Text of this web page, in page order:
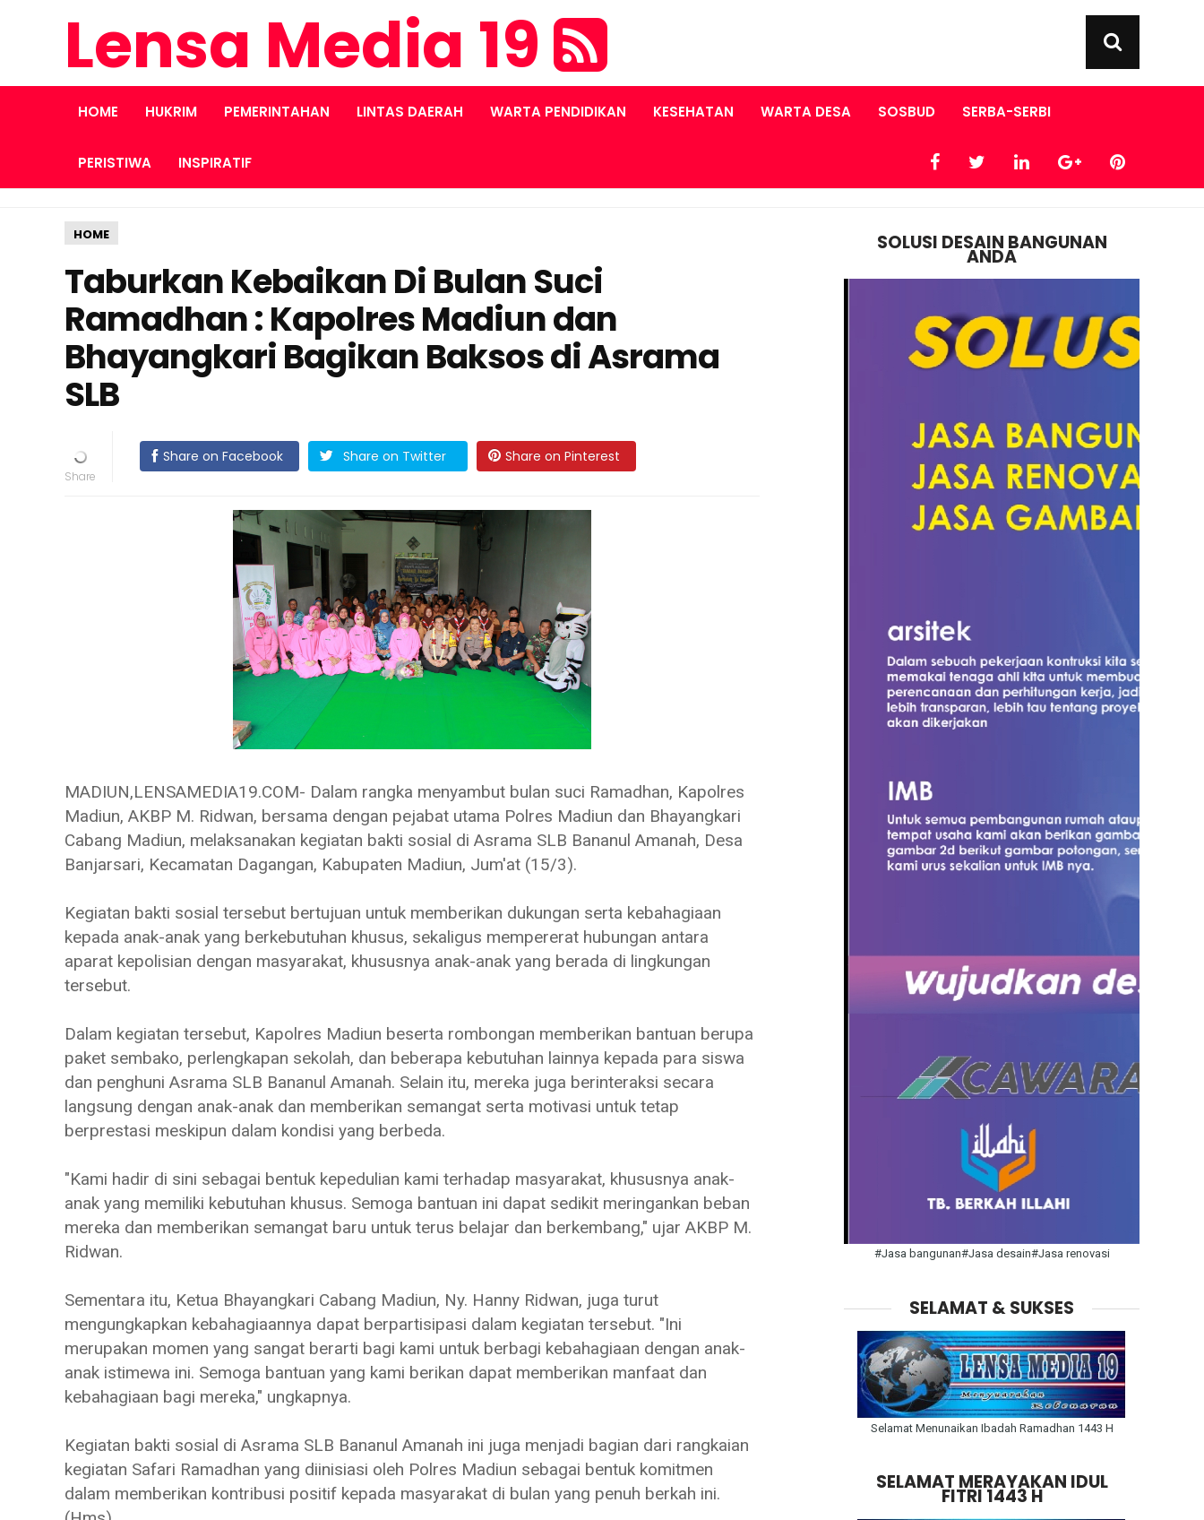
Lensa Media 19
HOME HUKRIM PEMERINTAHAN LINTAS DAERAH WARTA PENDIDIKAN KESEHATAN WARTA DESA SOSBUD SERBA-SERBI
PERISTIWA INSPIRATIF
HOME
Taburkan Kebaikan Di Bulan Suci
Ramadhan : Kapolres Madiun dan
Bhayangkari Bagikan Baksos di Asrama
SLB
Share on Facebook Share on Twitter Share on Pinterest
MADIUN,LENSAMEDIA19.COM- Dalam rangka menyambut bulan suci Ramadhan, Kapolres
Madiun, AKBP M. Ridwan, bersama dengan pejabat utama Polres Madiun dan Bhayangkari
Cabang Madiun, melaksanakan kegiatan bakti sosial di Asrama SLB Bananul Amanah, Desa
Banjarsari, Kecamatan Dagangan, Kabupaten Madiun, Jum'at (15/3).
Kegiatan bakti sosial tersebut bertujuan untuk memberikan dukungan serta kebahagiaan
kepada anak-anak yang berkebutuhan khusus, sekaligus mempererat hubungan antara
aparat kepolisian dengan masyarakat, khususnya anak-anak yang berada di lingkungan
tersebut.
Dalam kegiatan tersebut, Kapolres Madiun beserta rombongan memberikan bantuan berupa
paket sembako, perlengkapan sekolah, dan beberapa kebutuhan lainnya kepada para siswa
dan penghuni Asrama SLB Bananul Amanah. Selain itu, mereka juga berinteraksi secara
langsung dengan anak-anak dan memberikan semangat serta motivasi untuk tetap
berprestasi meskipun dalam kondisi yang berbeda.
"Kami hadir di sini sebagai bentuk kepedulian kami terhadap masyarakat, khususnya anak-
anak yang memiliki kebutuhan khusus. Semoga bantuan ini dapat sedikit meringankan beban
mereka dan memberikan semangat baru untuk terus belajar dan berkembang," ujar AKBP M.
Ridwan.
Sementara itu, Ketua Bhayangkari Cabang Madiun, Ny. Hanny Ridwan, juga turut
mengungkapkan kebahagiaannya dapat berpartisipasi dalam kegiatan tersebut. "Ini
merupakan momen yang sangat berarti bagi kami untuk berbagi kebahagiaan dengan anak-
anak istimewa ini. Semoga bantuan yang kami berikan dapat memberikan manfaat dan
kebahagiaan bagi mereka," ungkapnya.
Kegiatan bakti sosial di Asrama SLB Bananul Amanah ini juga menjadi bagian dari rangkaian
kegiatan Safari Ramadhan yang diinisiasi oleh Polres Madiun sebagai bentuk komitmen
dalam memberikan kontribusi positif kepada masyarakat di bulan yang penuh berkah ini.
SOLUSI DESAIN BANGUNAN
ANDA
#Jasa bangunan#Jasa desain#Jasa renovasi
SELAMAT & SUKSES
Selamat Menunaikan Ibadah Ramadhan 1443 H
SELAMAT MERAYAKAN IDUL
FITRI 1443 H